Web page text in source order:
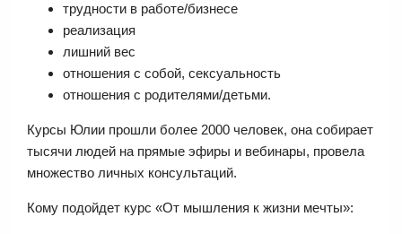
трудности в работе/бизнесе
реализация
лишний вес
отношения с собой, сексуальность
отношения с родителями/детьми.
Курсы Юлии прошли более 2000 человек, она собирает
тысячи людей на прямые эфиры и вебинары, провела
множество личных консультаций.
Кому подойдет курс «От мышления к жизни мечты»: